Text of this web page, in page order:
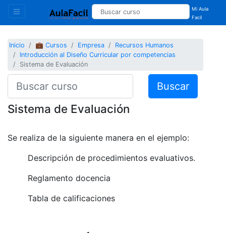
Mi Aula
Facil
Inicio 💼 Cursos Empresa
Recursos Humanos
Introducción al Diseño Curricular por competencias
Sistema de Evaluación
Buscar
Sistema de Evaluación
Se realiza de la siguiente manera en el ejemplo:
Descripción de procedimientos evaluativos.
Reglamento docencia
Tabla de calificaciones